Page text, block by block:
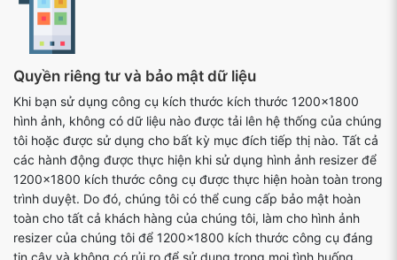
Quyền riêng tư và bảo mật dữ liệu
Khi bạn sử dụng công cụ kích thước kích thước 1200x1800
hình ảnh, không có dữ liệu nào được tải lên hệ thống của chúng
tôi hoặc được sử dụng cho bất kỳ mục đích tiếp thị nào. Tất cả
các hành động được thực hiện khi sử dụng hình ảnh resizer để
1200x1800 kích thước công cụ được thực hiện hoàn toàn trong
trình duyệt. Do đó, chúng tôi có thể cung cấp bảo mật hoàn
toàn cho tất cả khách hàng của chúng tôi, làm cho hình ảnh
resizer của chúng tôi để 1200x1800 kích thước công cụ đáng
tin cậy và không có rủi ro để sử dụng trong mọi tình huống.